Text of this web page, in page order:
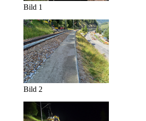
Bild 1
Bild 2